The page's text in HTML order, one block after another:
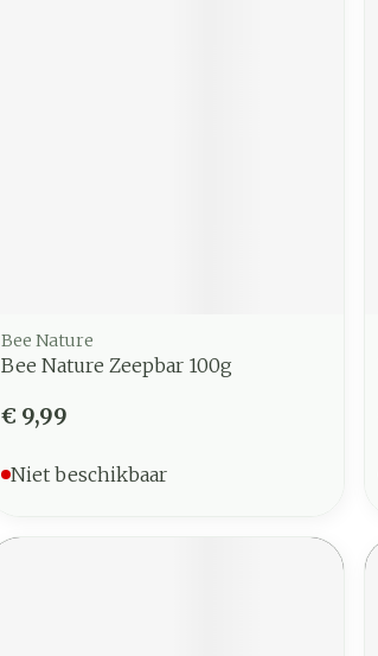
Bee Nature
Bee Nature Zeepbar 100g
€ 9,99
Niet beschikbaar